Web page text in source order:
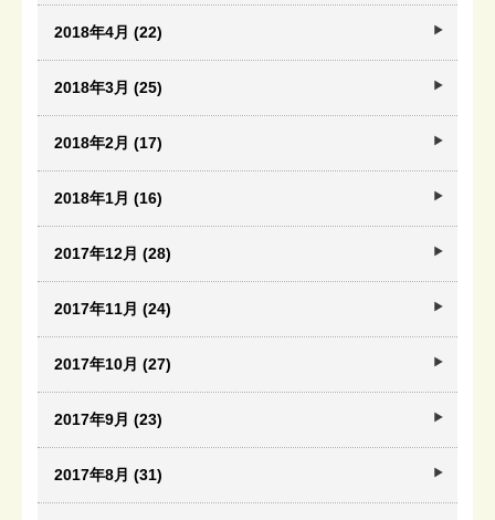
2018年4月 (22)
2018年3月 (25)
2018年2月 (17)
2018年1月 (16)
2017年12月 (28)
2017年11月 (24)
2017年10月 (27)
2017年9月 (23)
2017年8月 (31)